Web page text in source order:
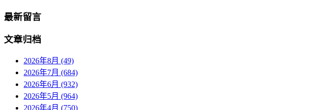
最新留言
文章归档
2026年8月 (49)
2026年7月 (684)
2026年6月 (932)
2026年5月 (964)
2026年4月 (750)